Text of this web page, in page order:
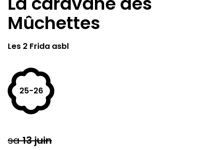
Mûchettes
Les 2 Frida asbl
25-26
sa13juin